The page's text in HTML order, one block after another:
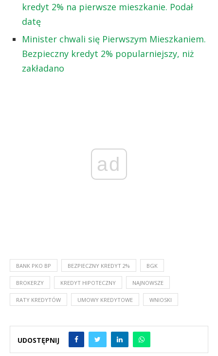
kredyt 2% na pierwsze mieszkanie. Podał
datę
Minister chwali się Pierwszym Mieszkaniem.
Bezpieczny kredyt 2% popularniejszy, niż
zakładano
ad
BANK PKO BP BEZPIECZNY KREDYT 2% BGK
BROKERZY KREDYT HIPOTECZNY NAJNOWSZE
RATY KREDYTÓW UMOWY KREDYTOWE WNIOSKI
UDOSTĘPNIJ